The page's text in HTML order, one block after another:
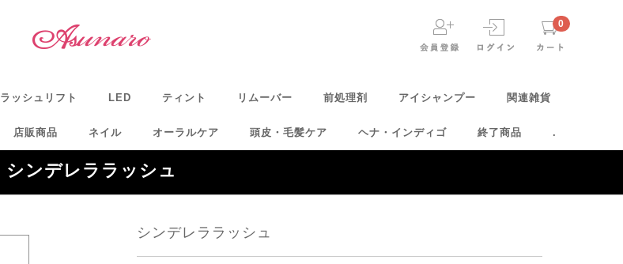
0
ラッシュリフト LED ティント リムーバー 前処理剤 アイシャンプー 関連雑貨
店販商品 ネイル オーラルケア 頭皮・毛髪ケア ヘナ・インディゴ 終了商品 .
シンデレララッシュ
シンデレララッシュ